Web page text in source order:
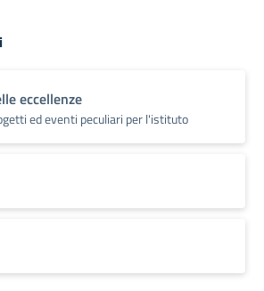
eccellenze
ed eventi peculiari per l'istituto